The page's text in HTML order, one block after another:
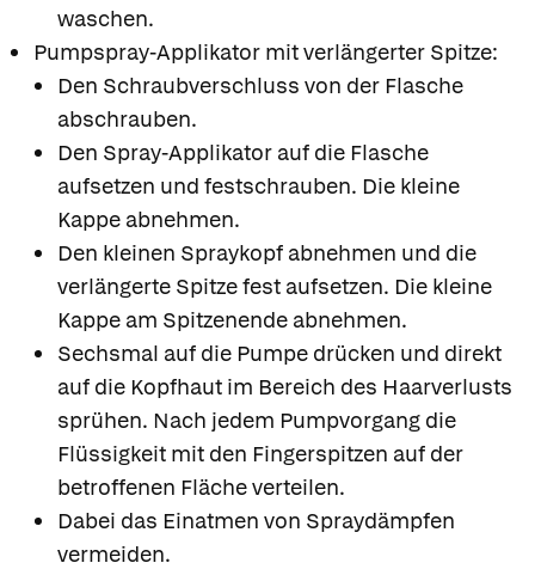
waschen.
Pumpspray-Applikator mit verlängerter Spitze:
Den Schraubverschluss von der Flasche
abschrauben.
Den Spray-Applikator auf die Flasche
aufsetzen und festschrauben. Die kleine
Kappe abnehmen.
Den kleinen Spraykopf abnehmen und die
verlängerte Spitze fest aufsetzen. Die kleine
Kappe am Spitzenende abnehmen.
Sechsmal auf die Pumpe drücken und direkt
auf die Kopfhaut im Bereich des Haarverlusts
sprühen. Nach jedem Pumpvorgang die
Flüssigkeit mit den Fingerspitzen auf der
betroffenen Fläche verteilen.
Dabei das Einatmen von Spraydämpfen
vermeiden.